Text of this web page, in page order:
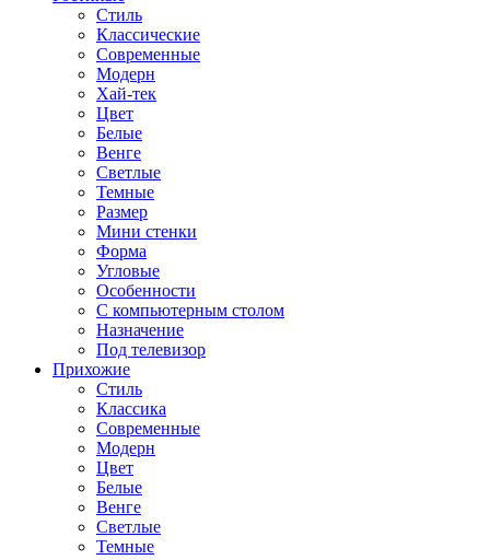
Стиль
Классические
Современные
Модерн
Хай-тек
Цвет
Белые
Венге
Светлые
Темные
Размер
Мини стенки
Форма
Угловые
Особенности
С компьютерным столом
Назначение
Под телевизор
Прихожие
Стиль
Классика
Современные
Модерн
Цвет
Белые
Венге
Светлые
Темные